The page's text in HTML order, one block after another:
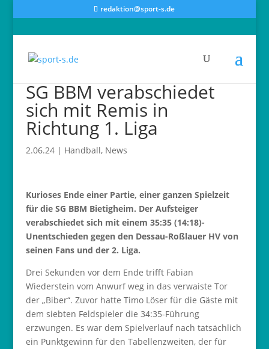
redaktion@sport-s.de
SG BBM verabschiedet
sich mit Remis in
Richtung 1. Liga
2.06.24| Handball, News
Kurioses Ende einer Partie, einer ganzen Spielzeit
für die SG BBM Bietigheim. Der Aufsteiger
verabschiedet sich mit einem 35:35 (14:18)-
Unentschieden gegen den Dessau-Roßlauer HV von
seinen Fans und der 2. Liga.
Drei Sekunden vor dem Ende trifft Fabian
Wiederstein vom Anwurf weg in das verwaiste Tor
der „Biber“. Zuvor hatte Timo Löser für die Gäste mit
dem siebten Feldspieler die 34:35-Führung
erzwungen. Es war dem Spielverlauf nach tatsächlich
ein Punktgewinn für den Tabellenzweiten, der für